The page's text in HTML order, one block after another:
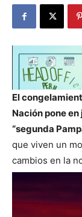
El
Nación pone
“segunda
que viven un
cambios en la